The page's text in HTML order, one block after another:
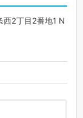
西2丁目2番地1 N